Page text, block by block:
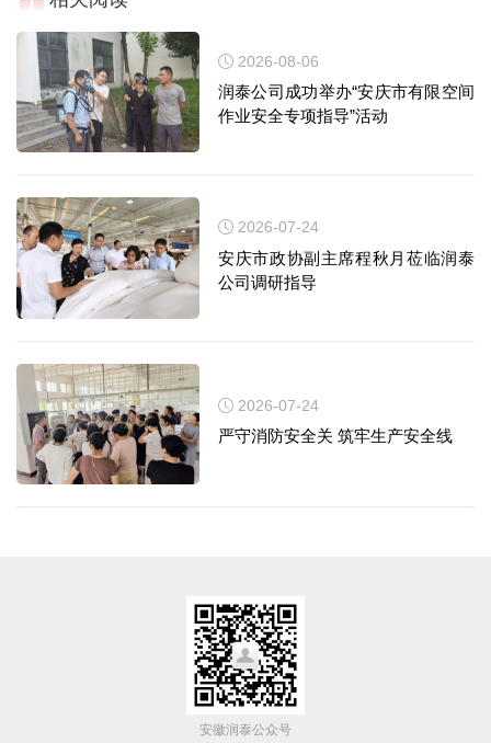
2026-08-06
润泰公司成功举办“安庆市有限空间
作业安全专项指导”活动
2026-07-24
安庆市政协副主席程秋月莅临润泰
公司调研指导
2026-07-24
严守消防安全关 筑牢生产安全线
安徽润泰公众号